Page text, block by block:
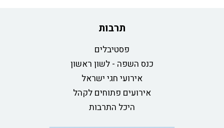
תרבות
פסטיבלים
כנס השפה - לשון ראשון
אירועי חגי ישראל
אירועים פתוחים לקהל
היכל התרבות